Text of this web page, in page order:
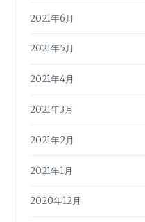
2021年6月
2021年5月
2021年4月
2021年3月
2021年2月
2021年1月
2020年12月